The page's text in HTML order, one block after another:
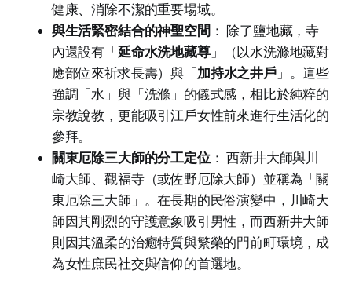
健康、消除不潔的重要場域。
與生活緊密結合的神聖空間 ： 除了鹽地藏，寺
內還設有「延命水洗地藏尊」（以水洗滌地藏對
應部位來祈求長壽）與「加持水之井戶」。這些
強調「水」與「洗滌」的儀式感，相比於純粹的
宗教說教，更能吸引江戶女性前來進行生活化的
參拜。
關東厄除三大師的分工定位： 西新井大師與川
崎大師、觀福寺（或佐野厄除大師）並稱為「關
東厄除三大師」。在長期的民俗演變中，川崎大
師因其剛烈的守護意象吸引男性，而西新井大師
則因其溫柔的治癒特質與繁榮的門前町環境，成
為女性庶民社交與信仰的首選地。